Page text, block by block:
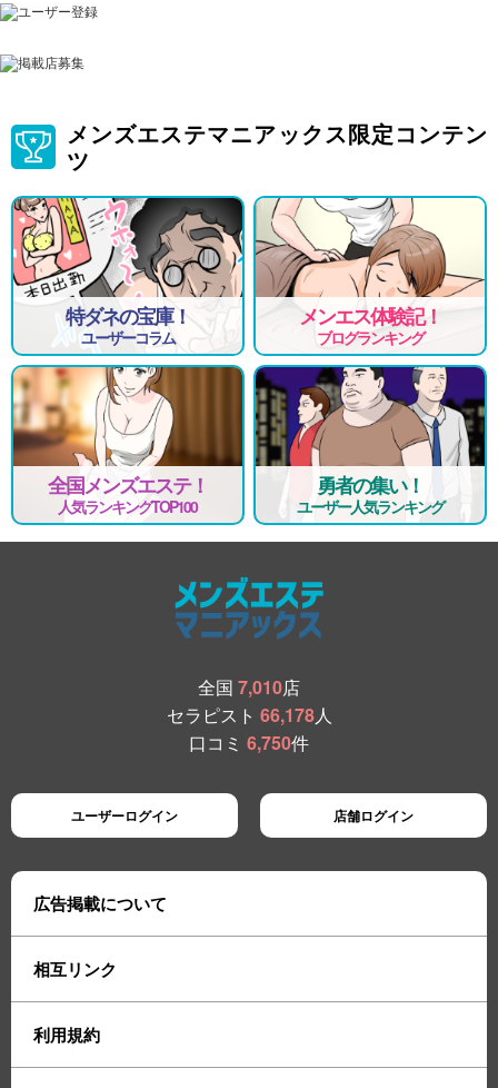
メンズエステマニアックス限定コンテン
ツ
特ダネの宝庫！
ユーザーコラム
メンエス体験記！
ブログランキング
全国メンズエステ！
人気ランキングTOP100
勇者の集い！
ユーザー人気ランキング
全国 7,010店
セラピスト 66,178人
口コミ 6,750件
ユーザーログイン 店舗ログイン
広告掲載について
相互リンク
利用規約